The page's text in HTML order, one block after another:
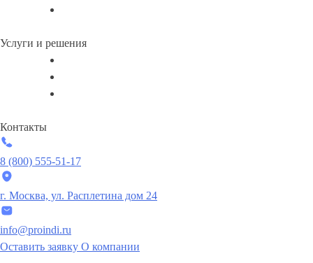
Услуги и решения
Контакты
8 (800) 555-51-17
г. Москва, ул. Расплетина дом 24
info@proindi.ru
Оставить заявку О компании